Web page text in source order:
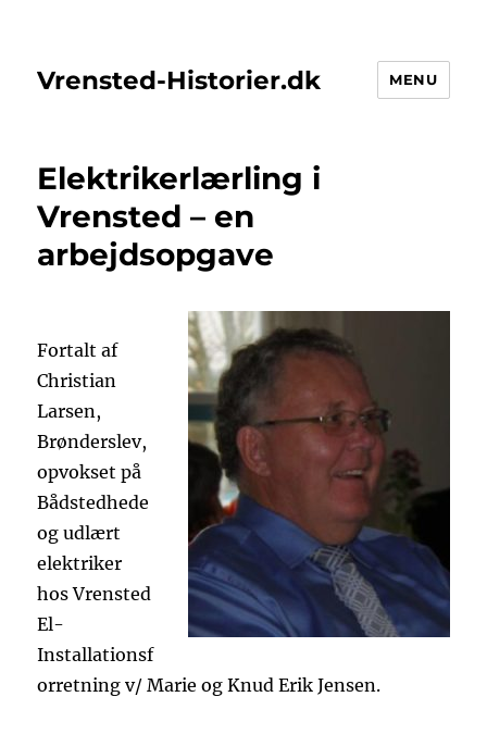
Vrensted-Historier.dk MENU
Elektrikerlærling i
Vrensted – en
arbejdsopgave
Fortalt af
Christian
Larsen,
Brønderslev,
opvokset på
Bådstedhede
og udlært
elektriker
hos Vrensted
El-
Installationsf
orretning v/ Marie og Knud Erik Jensen.